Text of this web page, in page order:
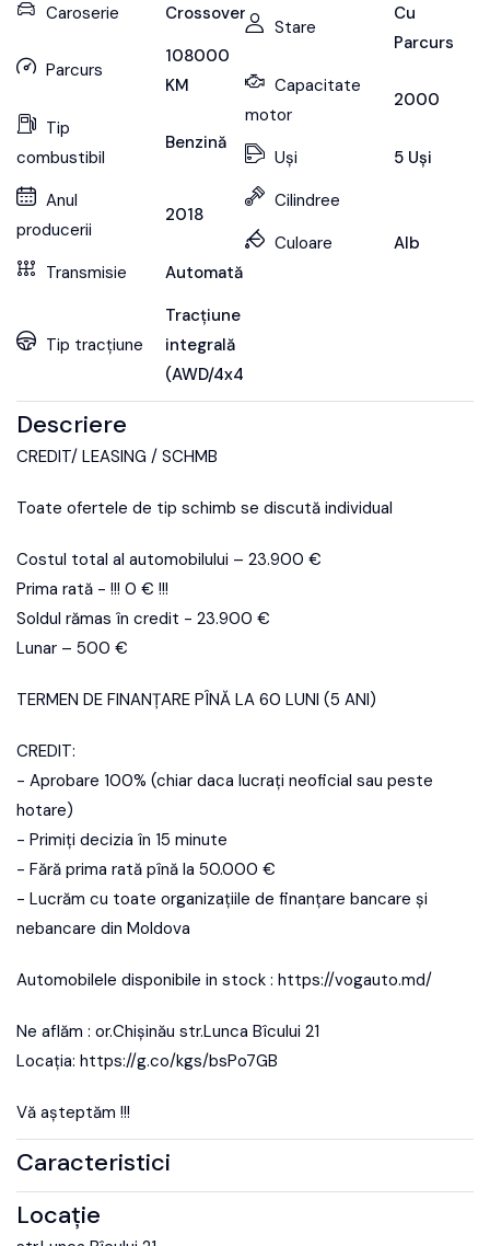
Caroserie Crossover
Parcurs
108000
KM
Tip
combustibil
Benzină
Anul
producerii
2018
Transmisie Automată
Tip tracțiune
Tracțiune
integrală
(AWD/4x4)
Stare
Cu
Parcurs
Capacitate
motor
2000
Uși
5 Uși
Cilindree
Culoare
Alb
Descriere
CREDIT/ LEASING / SCHMB
Toate ofertele de tip schimb se discută individual
Costul total al automobilului – 23.900 €
Prima rată - !!! 0 € !!!
Soldul rămas în credit - 23.900 €
Lunar – 500 €
TERMEN DE FINANȚARE PÎNĂ LA 60 LUNI (5 ANI)
CREDIT:
- Aprobare 100% (chiar daca lucrați neoficial sau peste
hotare)
- Primiți decizia în 15 minute
- Fără prima rată pînă la 50.000 €
- Lucrăm cu toate organizațiile de finanțare bancare și
nebancare din Moldova
Automobilele disponibile in stock : https://vogauto.md/
Ne aflăm : or.Chișinău str.Lunca Bîcului 21
Locația: https://g.co/kgs/bsPo7GB
Vă așteptăm !!!
Caracteristici
Locație